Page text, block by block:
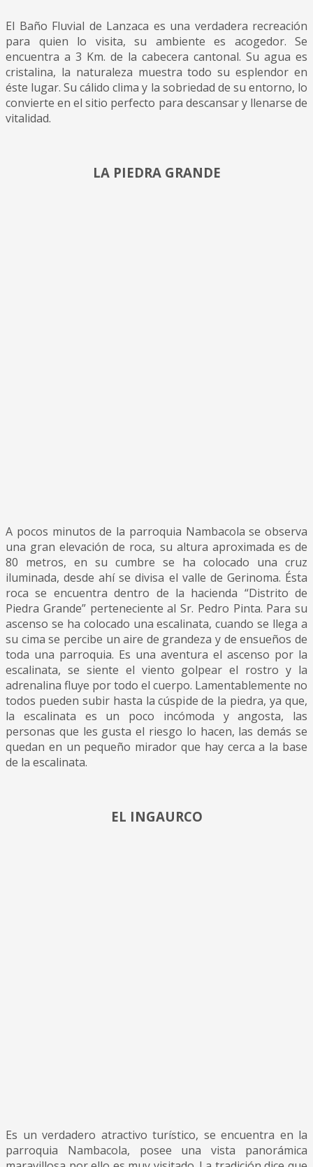
El Baño Fluvial de Lanzaca es una verdadera recreación
para quien lo visita, su ambiente es acogedor. Se
encuentra a 3 Km. de la cabecera cantonal. Su agua es
cristalina, la naturaleza muestra todo su esplendor en
éste lugar. Su cálido clima y la sobriedad de su entorno, lo
convierte en el sitio perfecto para descansar y llenarse de
vitalidad.
LA PIEDRA GRANDE
A pocos minutos de la parroquia Nambacola se observa
una gran elevación de roca, su altura aproximada es de
80 metros, en su cumbre se ha colocado una cruz
iluminada, desde ahí se divisa el valle de Gerinoma. Ésta
roca se encuentra dentro de la hacienda “Distrito de
Piedra Grande” perteneciente al Sr. Pedro Pinta. Para su
ascenso se ha colocado una escalinata, cuando se llega a
su cima se percibe un aire de grandeza y de ensueños de
toda una parroquia. Es una aventura el ascenso por la
escalinata, se siente el viento golpear el rostro y la
adrenalina fluye por todo el cuerpo. Lamentablemente no
todos pueden subir hasta la cúspide de la piedra, ya que,
la escalinata es un poco incómoda y angosta, las
personas que les gusta el riesgo lo hacen, las demás se
quedan en un pequeño mirador que hay cerca a la base
de la escalinata.
EL INGAURCO
Es un verdadero atractivo turístico, se encuentra en la
parroquia Nambacola, posee una vista panorámica